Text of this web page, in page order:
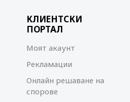
КЛИЕНТСКИ
ПОРТАЛ
Моят акаунт
Рекламации
Онлайн решаване на
спорове